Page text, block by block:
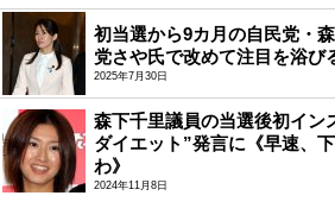
初当選から9カ月の自民党・
党さや氏で改めて注目を浴
2025年7月30日
森下千里議員の当選後初イン
ダイエット”発言に《早速、
わ》
2024年11月8日